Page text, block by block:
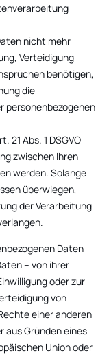
nicht mehr
Verteidigung
benötigen,
die
personenbezogenen
21 Abs. 1 DSGVO
zwischen Ihren
werden. Solange
überwiegen,
der Verarbeitung
Daten
– von ihrer
oder zur
von
einer anderen
aus Gründen eines
Union oder